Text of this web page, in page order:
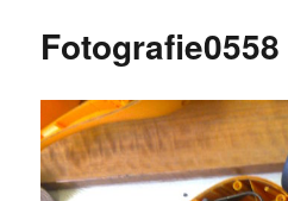
Fotografie0558